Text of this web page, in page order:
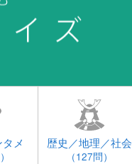
メ 歴史／地理／社会
（127問）